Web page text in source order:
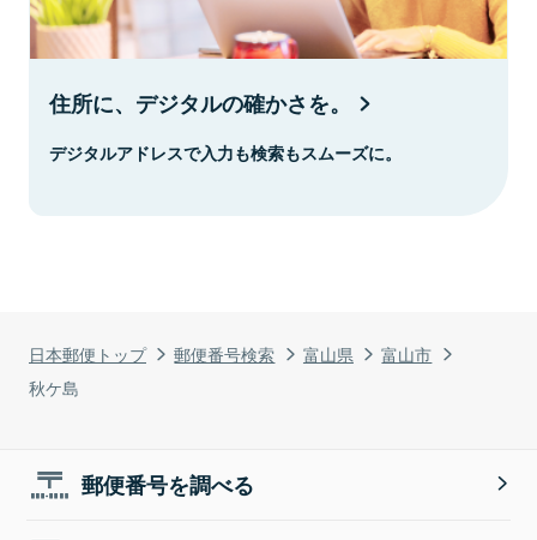
日本郵便トップ 郵便番号検索 富山県
富山市
秋ケ島
住所に、デジタルの確かさを。
デジタルアドレスで入力も検索もスムーズに。
郵便番号を調べる